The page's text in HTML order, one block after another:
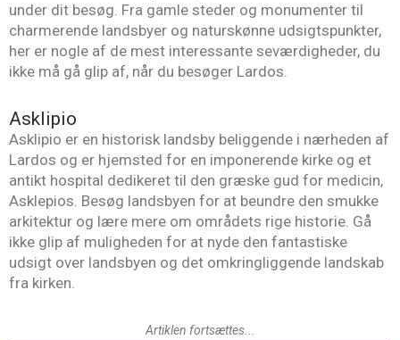
under dit besøg. Fra gamle steder og monumenter til
charmerende landsbyer og naturskønne udsigtspunkter,
her er nogle af de mest interessante seværdigheder, du
ikke må gå glip af, når du besøger Lardos.
Asklipio
Asklipio er en historisk landsby beliggende i nærheden af
Lardos og er hjemsted for en imponerende kirke og et
antikt hospital dedikeret til den græske gud for medicin,
Asklepios. Besøg landsbyen for at beundre den smukke
arkitektur og lære mere om områdets rige historie. Gå
ikke glip af muligheden for at nyde den fantastiske
udsigt over landsbyen og det omkringliggende landskab
fra kirken.
Artiklen fortsættes...